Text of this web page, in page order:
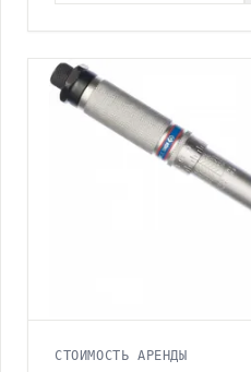
СТОИМОСТЬ АРЕНДЫ